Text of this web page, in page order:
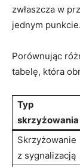
zwłaszcza w
jednym punkcie.
Porównując
tabelę, która
Typ
skrzyżowania
Skrzyżowanie
z sygnalizacją